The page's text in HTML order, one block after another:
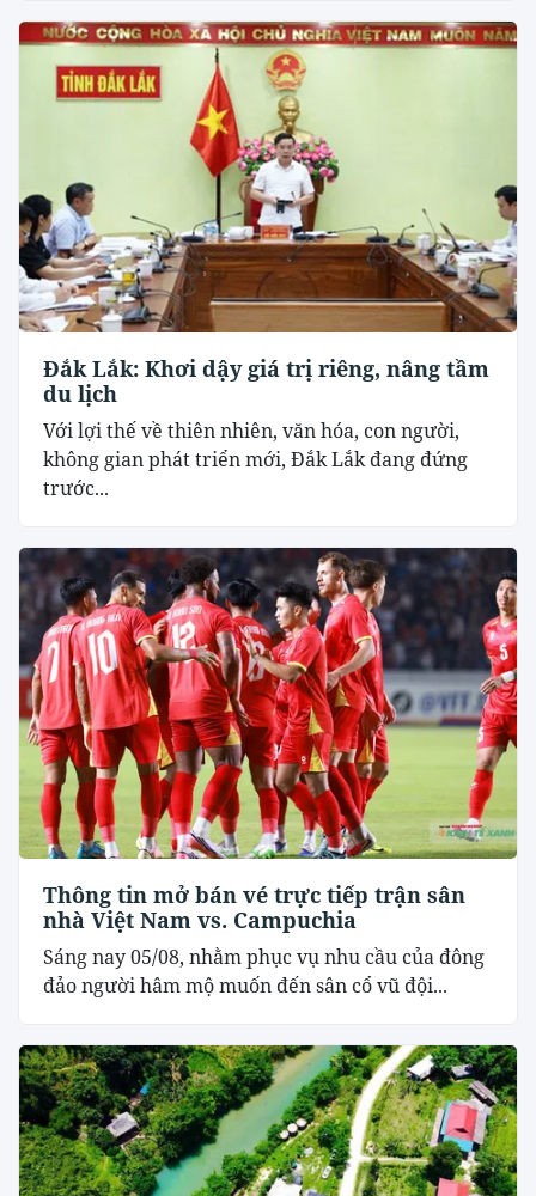
Đắk Lắk: Khơi dậy giá trị riêng, nâng tầm
du lịch
Với lợi thế về thiên nhiên, văn hóa, con người,
không gian phát triển mới, Đắk Lắk đang đứng
trước...
Thông tin mở bán vé trực tiếp trận sân
nhà Việt Nam vs. Campuchia
Sáng nay 05/08, nhằm phục vụ nhu cầu của đông
đảo người hâm mộ muốn đến sân cổ vũ đội...